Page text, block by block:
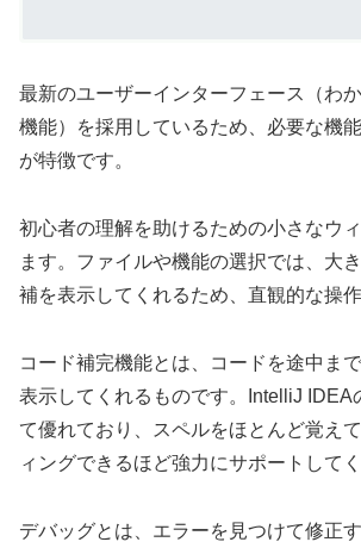
最新のユーザーインターフェース（わ
機能）を採用しているため、必要な機
が特徴です。
初心者の理解を助けるための小さなウ
ます。ファイルや機能の選択では、大
補を表示してくれるため、直観的な操作
コード補完機能とは、コードを途中ま
表示してくれるものです。IntelliJ IDEA
て優れており、スペルをほとんど覚え
ィングできるほど強力にサポートしてく
デバッグとは、エラーを見つけて修正す